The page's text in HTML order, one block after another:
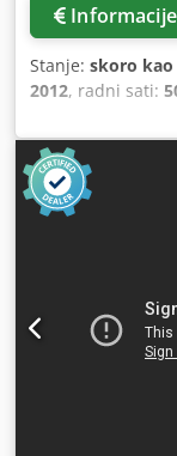
Stanje: skoro
2012, radni sati:
,
boja:crn, izlazna
izlazna frekvencija:
(163,15 KS)
dužina:
Serijski broj: Na
Kapacitet (kVA):
(60Hz) Marka